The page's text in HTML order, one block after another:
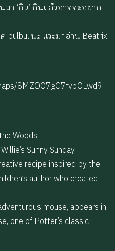
มา ‘กิน’ กินแล้วอาจจะอยาก
bulbul นะ แวะมาอ่าน Beatrix
8MZQQ7gG7fvbQLwd9
Woods
Sunny Sunday
recipe inspired by the
author who created
mouse, appears in
one of Potter’s classic